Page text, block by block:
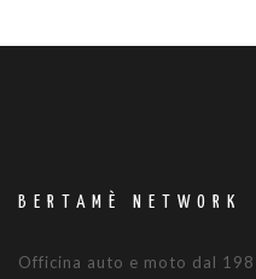
BERTAMÈ NETWORK
Officina auto e moto dal